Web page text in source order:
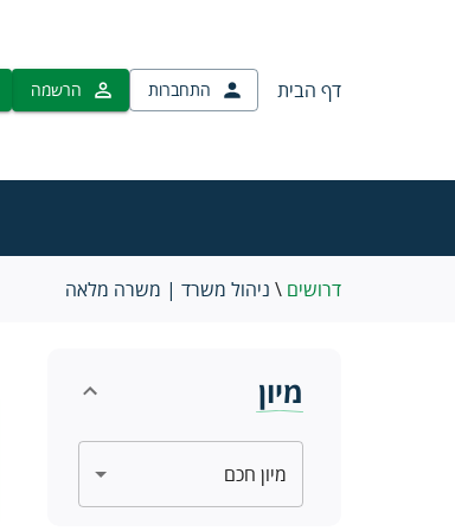
דף הבית התחברות הרשמה
דרושים \ ניהול משרד | משרה מלאה
מיון